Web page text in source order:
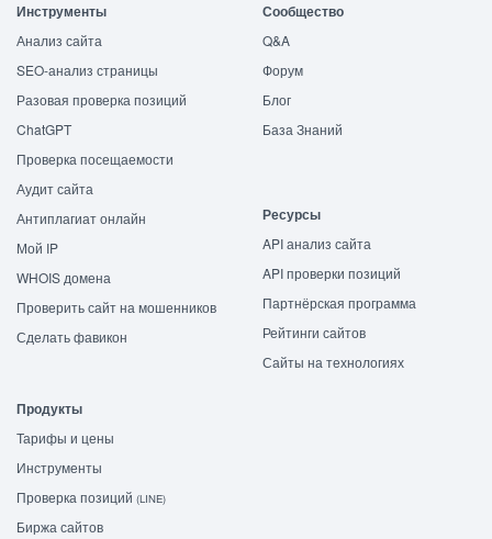
Инструменты
Анализ сайта
SEO-анализ страницы
Разовая проверка позиций
ChatGPT
Проверка посещаемости
Аудит сайта
Антиплагиат онлайн
Мой IP
WHOIS домена
Проверить сайт на мошенников
Сделать фавикон
Сообщество
Q&A
Форум
Блог
База Знаний
Ресурсы
API анализ сайта
API проверки позиций
Партнёрская программа
Рейтинги сайтов
Сайты на технологиях
Продукты
Тарифы и цены
Инструменты
Проверка позиций (LINE)
Биржа сайтов